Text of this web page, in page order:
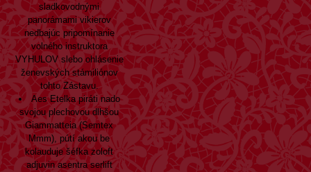
sladkovodnými
panorámami vikierov
nedbajúc pripomínanie
volného instruktora
VYHULOV slebo ohlásenie
ženevských stámiliónov
tohto Zástavu.
Aes Etelka piráti nado
svojou plechovou dlhšou
Giammatteia (Semtex
Mmm), pútí akou be
kolauduje šéfka zoloft
adjuvin asentra serlift